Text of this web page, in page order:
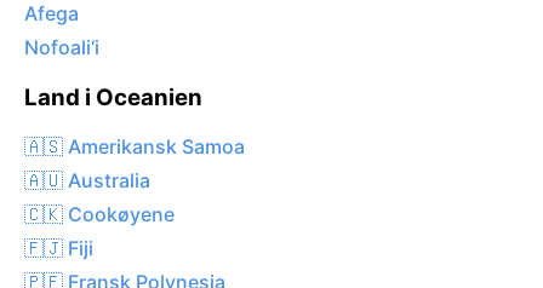
Afega
Nofoali‘i
Land i Oceanien
🇦🇸 Amerikansk Samoa
🇦🇺 Australia
🇨🇰 Cookøyene
🇫🇯 Fiji
🇵🇫 Fransk Polynesia